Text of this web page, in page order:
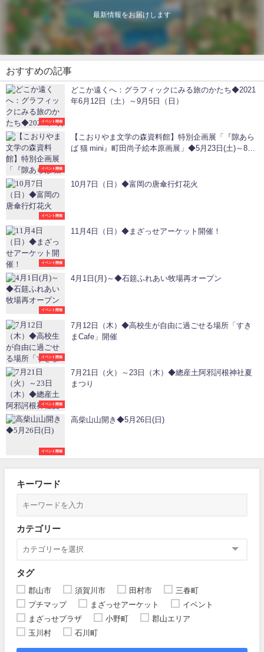
最新情報をお届けします
おすすめの記事
イベント開催
どこか遠くへ：グラフィックにみる旅のかたち◆2021
年6月12日（土）～9月5日（日）
イベント開催
【こおりやま文学の森資料館】特別企画展「『隙あら
ば 猫 mini』町田尚子絵本原画展」◆5月23日(土)～8月
イベント開催
10月7日（日）◆富岡の唐傘行灯花火
イベント開催
11月4日（日）◆まざっせアーケット開催！
イベント開催
4月1日(月)～◆石筵ふれあい牧場再オープン
イベント開催
7月12日（木）◆高校生が自由に過ごせる場所「すき
まCafe」開催
イベント開催
7月21日（火）～23日（木）◆總産土阿邪訶根神社夏
まつり
イベント開催
高柴山山開き◆5月26日(日)
キーワード
カテゴリー
タグ
郡山市 須賀川市 田村市
三春町
プチマップ
まざっせアーケット
イベント
まざっせプラザ
小野町
郡山エリア
玉川村
石川町